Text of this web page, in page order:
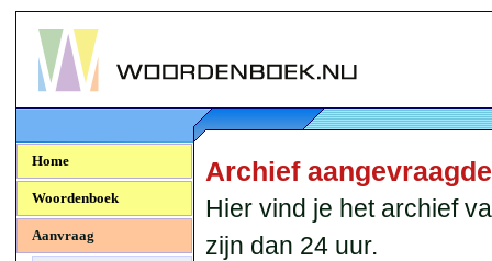
Woordenboek.NU
Home
Woordenboek
Aanvraag
Archief
Hier vind je het archief
zijn dan 24 uur.